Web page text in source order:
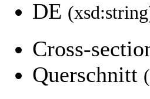
DE
Cross-
Querschnitt